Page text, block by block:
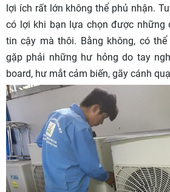
lợi ích rất lớn không thể phủ nhận.
có lợi khi bạn lựa chọn được những
tin cậy mà thôi. Bằng không, có
gặp phải những hư hỏng do tay
board, hư mắt cảm biến, gãy cánh